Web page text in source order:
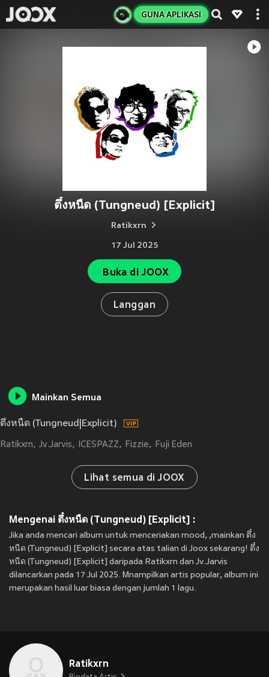
GUNA APLIKASI
ตึ๋งหนืด (Tungneud) [Explicit]
Ratikxrn
17 Jul 2025
Buka di JOOX
Langgan
Mainkan Semua
ตึ๋งหนืด (Tungneud|Explicit)
Ratikxrn Jv.Jarvis ICESPAZZ Fizzie Fuji Eden
Lihat semua di JOOX
Mengenai ตึ๋งหนืด (Tungneud) [Explicit] :
Jika anda mencari album untuk menceriakan mood, ,mainkan ตึ๋ง
หนืด (Tungneud) [Explicit] secara atas talian di Joox sekarang! ตึ๋ง
หนืด (Tungneud) [Explicit] daripada Ratikxrn dan Jv.Jarvis
dilancarkan pada 17 Jul 2025. Mnampilkan artis popular, album ini
merupakan hasil luar biasa dengan jumlah 1 lagu.
Ratikxrn